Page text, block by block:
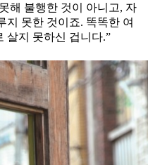
해 불행한 것이 아니고, 자
지 못한 것이죠. 똑똑한 여
살지 못하신 겁니다.”